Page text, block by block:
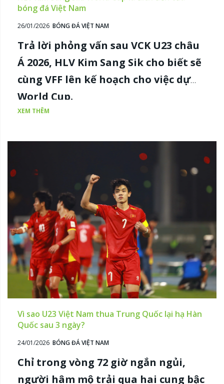
bóng đá Việt Nam
26/01/2026 BÓNG ĐÁ VIỆT NAM
Trả lời phỏng vấn sau VCK U23 châu
Á 2026, HLV Kim Sang Sik cho biết sẽ
cùng VFF lên kế hoạch cho việc dự
World Cup.
XEM THÊM
Vì sao U23 Việt Nam thua Trung Quốc lại hạ Hàn
Quốc sau 3 ngày?
24/01/2026 BÓNG ĐÁ VIỆT NAM
Chỉ trong vòng 72 giờ ngắn ngủi,
người hâm mộ trải qua hai cung bậc